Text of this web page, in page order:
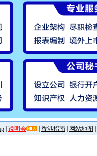
| 说明会 | 香港指南| 网站地图